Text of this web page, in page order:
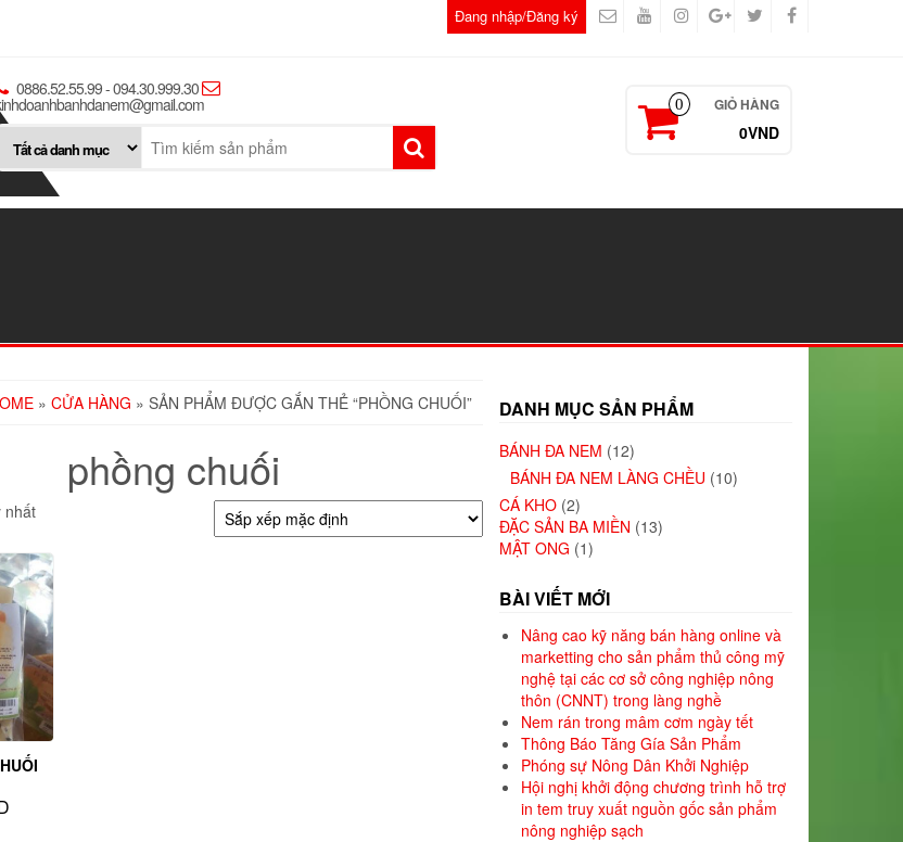
Đang nhập/Đăng ký
0886.52.55.99 - 094.30.999.30
0 GIỎ HÀNG
0VND
» CỬA HÀNG » SẢN PHẨM ĐƯỢC GẮN THẺ “PHỒNG CHUỐI”
phồng chuối
nhất
DANH MỤC SẢN PHẨM
BÁNH ĐA NEM (12)
BÁNH ĐA NEM LÀNG CHỀU (10)
CÁ KHO (2)
ĐẶC SẢN BA MIỀN (13)
MẬT ONG (1)
BÀI VIẾT MỚI
Nâng cao kỹ năng bán hàng online và
marketting cho sản phẩm thủ công mỹ
nghệ tại các cơ sở công nghiệp nông
thôn (CNNT) trong làng nghề
Nem rán trong mâm cơm ngày tết
Thông Báo Tăng Gía Sản Phẩm
Phóng sự Nông Dân Khởi Nghiệp
Hội nghị khởi động chương trình hỗ trợ
in tem truy xuất nguồn gốc sản phẩm
nông nghiệp sạch